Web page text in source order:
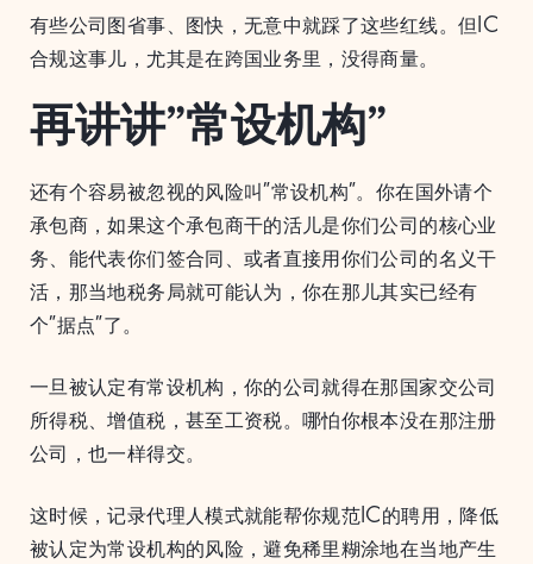
有些公司图省事、图快，无意中就踩了这些红线。但IC
合规这事儿，尤其是在跨国业务里，没得商量。
再讲讲”常设机构”
还有个容易被忽视的风险叫”常设机构”。你在国外请个
承包商，如果这个承包商干的活儿是你们公司的核心业
务、能代表你们签合同、或者直接用你们公司的名义干
活，那当地税务局就可能认为，你在那儿其实已经有
个”据点”了。
一旦被认定有常设机构，你的公司就得在那国家交公司
所得税、增值税，甚至工资税。哪怕你根本没在那注册
公司，也一样得交。
这时候，记录代理人模式就能帮你规范IC的聘用，降低
被认定为常设机构的风险，避免稀里糊涂地在当地产生